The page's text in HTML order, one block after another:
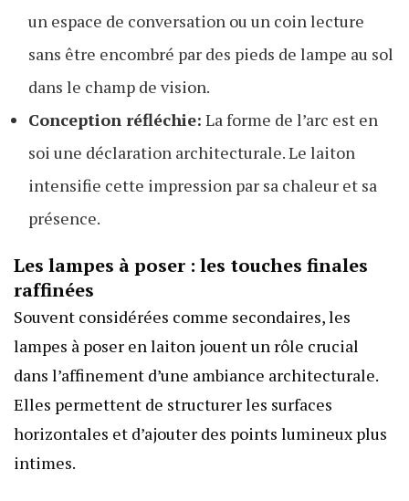
un espace de conversation ou un coin lecture
sans être encombré par des pieds de lampe au sol
dans le champ de vision.
Conception réfléchie: La forme de l’arc est en
soi une déclaration architecturale. Le laiton
intensifie cette impression par sa chaleur et sa
présence.
Les lampes à poser : les touches finales
raffinées
Souvent considérées comme secondaires, les
lampes à poser en laiton jouent un rôle crucial
dans l’affinement d’une ambiance architecturale.
Elles permettent de structurer les surfaces
horizontales et d’ajouter des points lumineux plus
intimes.